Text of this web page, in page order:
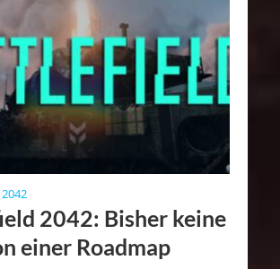
2042
2042: Bisher keine
einer Roadmap